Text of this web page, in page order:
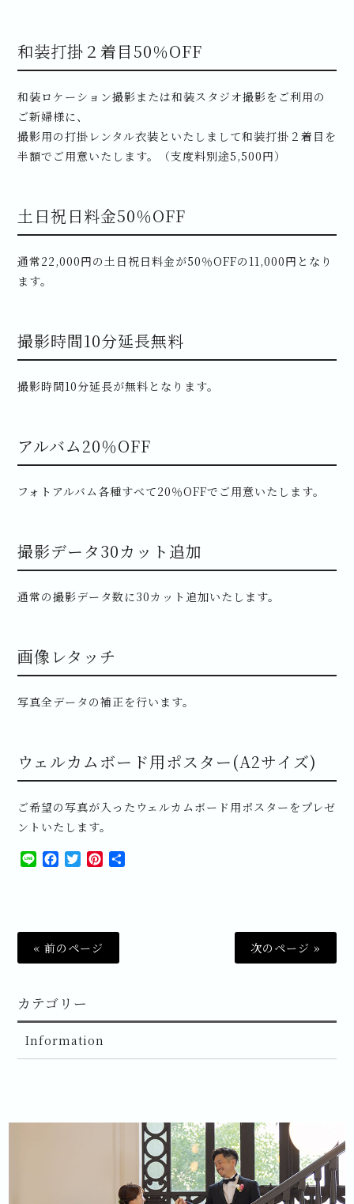
和装打掛２着目50％OFF
和装ロケーション撮影または和装スタジオ撮影をご利用の
ご新婦様に、
撮影用の打掛レンタル衣装といたしまして和装打掛２着目を
半額でご用意いたします。（支度料別途5,500円）
土日祝日料金50％OFF
通常22,000円の土日祝日料金が50％OFFの11,000円となり
ます。
撮影時間10分延長無料
撮影時間10分延長が無料となります。
アルバム20％OFF
フォトアルバム各種すべて20％OFFでご用意いたします。
撮影データ30カット追加
通常の撮影データ数に30カット追加いたします。
画像レタッチ
写真全データの補正を行います。
ウェルカムボード用ポスター(A2サイズ)
ご希望の写真が入ったウェルカムボード用ポスターをプレゼ
ントいたします。
LineFacebook
TwitterPinterest
共
« 前のページ 次のページ »
カテゴリー
Information